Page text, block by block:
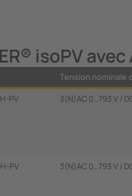
isoPV
Tension nominale
PV
3(N)AC 0…793 V /
PV
3(N)AC 0…793 V /